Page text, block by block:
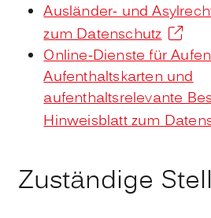
Ausländer- und
zum Datenschutz
Online-Dienste für
Aufenthaltskarten und
aufenthaltsrelevante
Hinweisblatt zum
Zuständige